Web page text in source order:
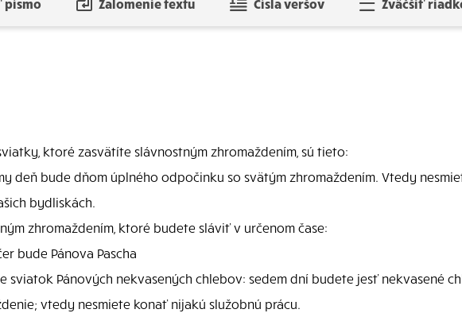
ktoré zasvätíte slávnostným zhromaždením, sú tieto:
deň bude dňom úplného odpočinku so svätým zhromaždením. Vtedy
bydliskách.
zhromaždením, ktoré budete sláviť v určenom čase:
bude Pánova Pascha
sviatok Pánových nekvasených chlebov: sedem dní budete jesť nekvasené
vtedy nesmiete konať nijakú služobnú prácu.